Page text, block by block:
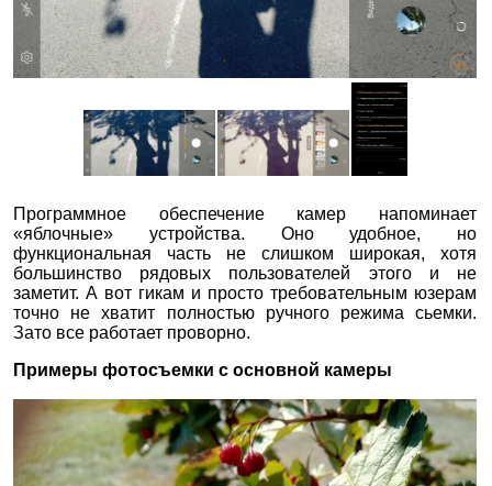
Программное обеспечение камер напоминает
«яблочные» устройства. Оно удобное, но
функциональная часть не слишком широкая, хотя
большинство рядовых пользователей этого и не
заметит. А вот гикам и просто требовательным юзерам
точно не хватит полностью ручного режима сьемки.
Зато все работает проворно.
Примеры фотосъемки с основной камеры